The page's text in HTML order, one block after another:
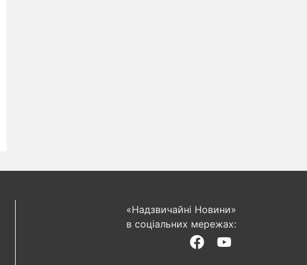
«Надзвичайні Новини»
в соціальних мережах: